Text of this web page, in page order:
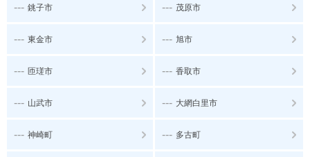
--- 銚子市 --- 茂原市
--- 東金市 --- 旭市
--- 匝瑳市 --- 香取市
--- 山武市 --- 大網白里市
--- 神崎町 --- 多古町